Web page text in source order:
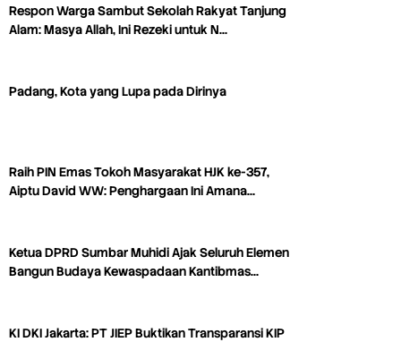
Respon Warga Sambut Sekolah Rakyat Tanjung
Alam: Masya Allah, Ini Rezeki untuk N…
Padang, Kota yang Lupa pada Dirinya
Raih PIN Emas Tokoh Masyarakat HJK ke-357,
Aiptu David WW: Penghargaan Ini Amana…
Ketua DPRD Sumbar Muhidi Ajak Seluruh Elemen
Bangun Budaya Kewaspadaan Kantibmas…
KI DKI Jakarta: PT JIEP Buktikan Transparansi KIP